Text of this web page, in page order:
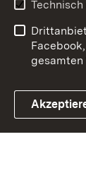
Link zum
Impressum